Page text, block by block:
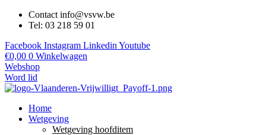
Contact info@vsvw.be
Tel: 03 218 59 01
Facebook Instagram Linkedin Youtube
€0,00 0 Winkelwagen
Webshop
Word lid
Home
Wetgeving
Wetgeving hoofditem